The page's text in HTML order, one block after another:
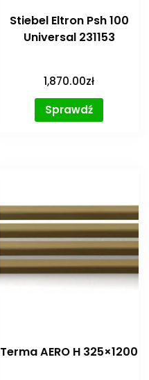
Stiebel Eltron Psh 100
Universal 231153
1,870.00zł
Sprawdź
Terma AERO H 325×1200